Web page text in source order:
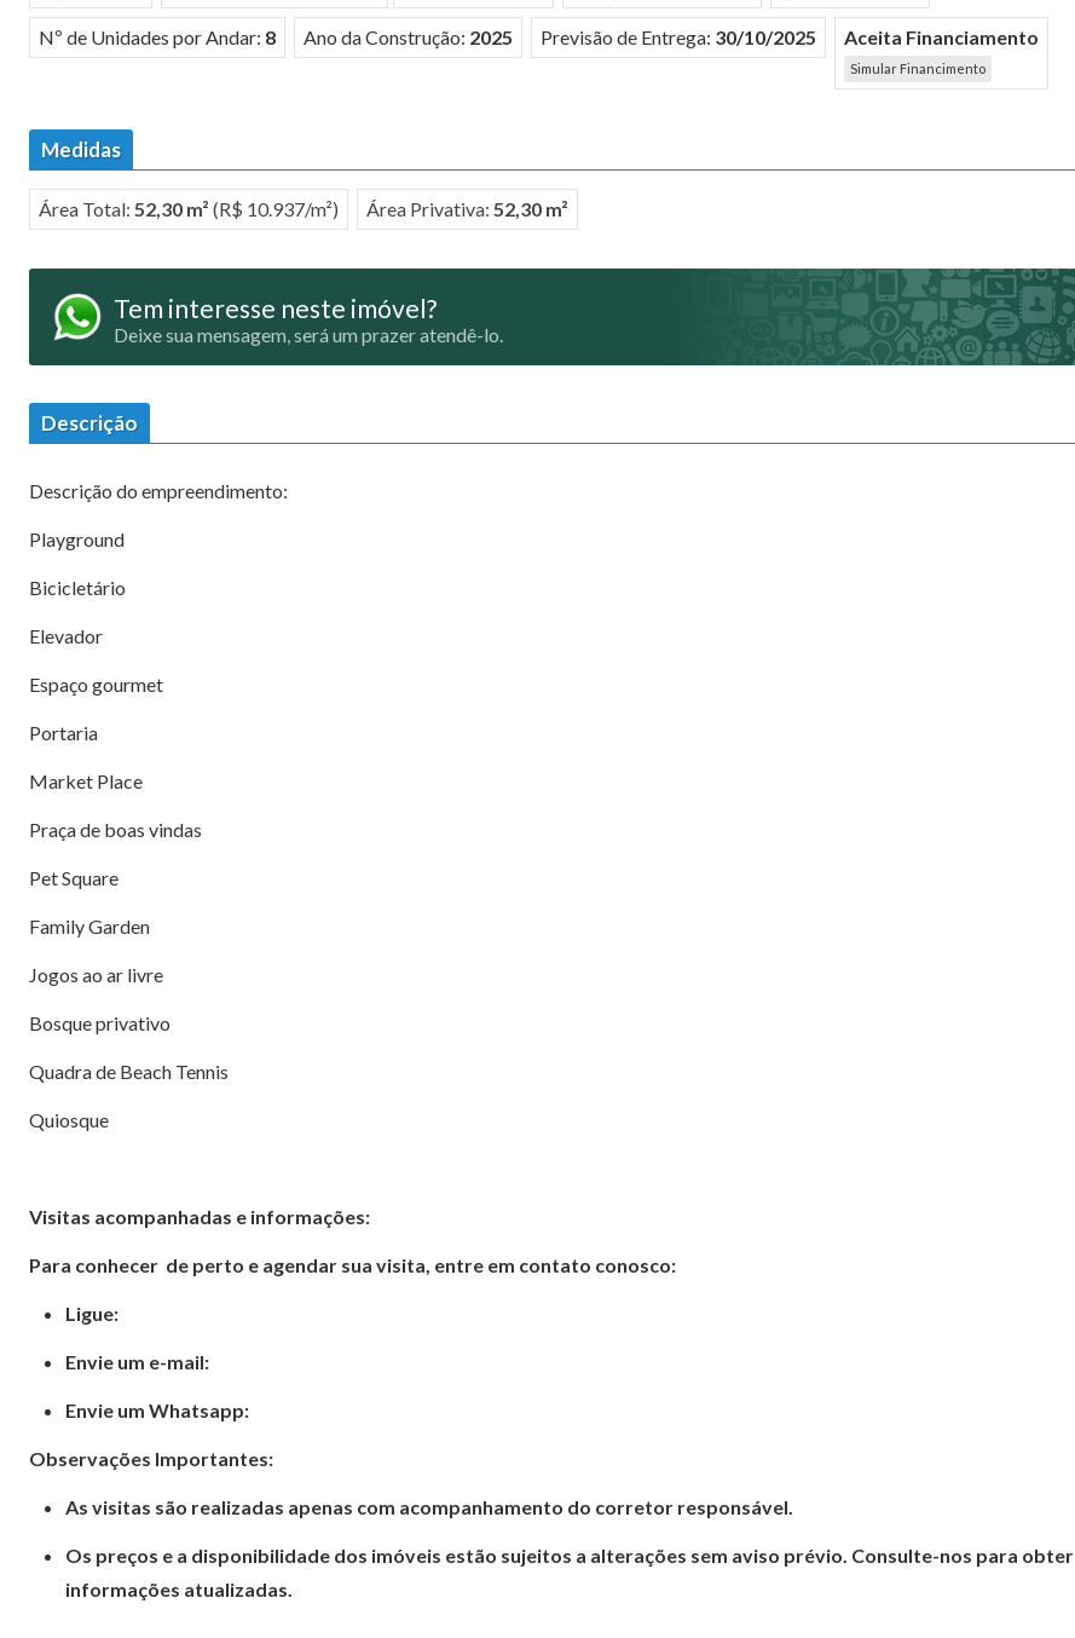
Nº de Unidades por Andar: 8 Ano da Construção: 2025 Previsão de Entrega: 30/10/2025 Aceita Financiamento
Simular Financimento
Medidas
Área Total: 52,30 m² (R$ 10.937/m²) Área Privativa: 52,30 m²
Tem interesse neste imóvel?
Deixe sua mensagem, será um prazer atendê-lo.
Descrição
Descrição do empreendimento:
Playground
Bicicletário
Elevador
Espaço gourmet
Portaria
Market Place
Praça de boas vindas
Pet Square
Family Garden
Jogos ao ar livre
Bosque privativo
Quadra de Beach Tennis
Quiosque
Visitas acompanhadas e informações:
Para conhecer de perto e agendar sua visita, entre em contato conosco:
Ligue:
Envie um e-mail:
Envie um Whatsapp:
Observações Importantes:
As visitas são realizadas apenas com acompanhamento do corretor responsável.
Os preços e a disponibilidade dos imóveis estão sujeitos a alterações sem aviso prévio. Consulte-nos para obter
informações atualizadas.